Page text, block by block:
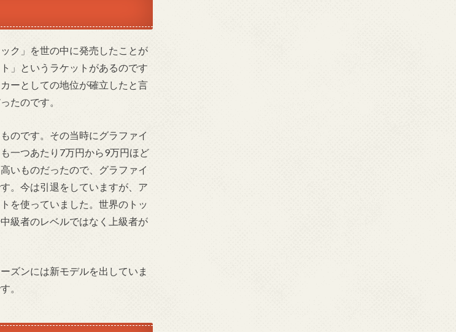
ク」を世の中に発売したことが
」というラケットがあるのです
ーとしての地位が確立したと言
たのです。
のです。その当時にグラファイ
一つあたり7万円から9万円ほど
いものだったので、グラファイ
。今は引退をしていますが、ア
を使っていました。世界のトッ
級者のレベルではなく上級者が
ズンには新モデルを出していま
。